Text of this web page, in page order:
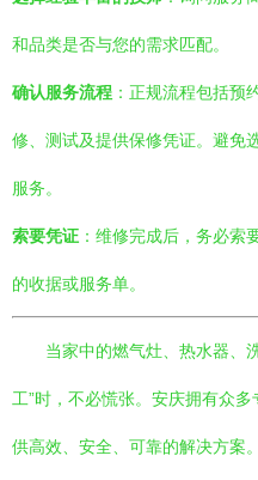
和品类是否与您的需求匹配。
确认服务流程 ：正规流程包括预
修、测试及提供保修凭证。避免
服务。
索要凭证 ：维修完成后，务必索
的收据或服务单。
当家中的燃气灶、热水器、
工”时，不必慌张。安庆拥有众
供高效、安全、可靠的解决方案